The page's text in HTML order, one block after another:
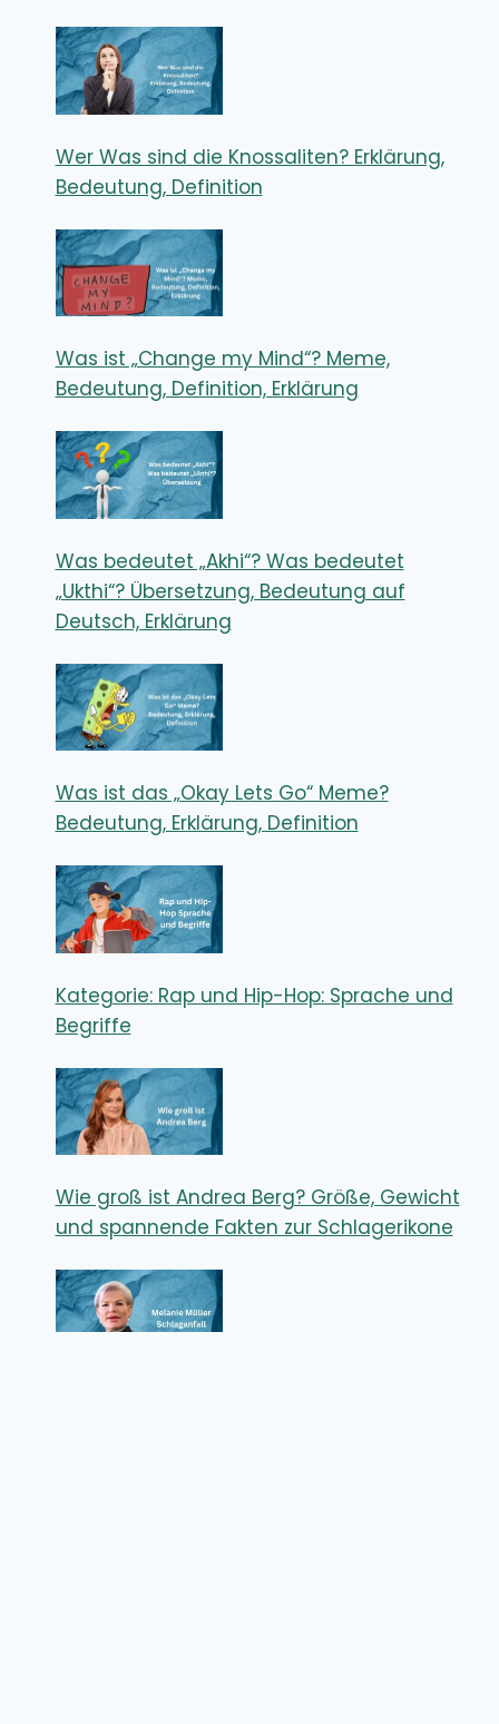
Wer Was sind die Knossaliten? Erklärung,
Bedeutung, Definition
Was ist „Change my Mind“? Meme,
Bedeutung, Definition, Erklärung
Was bedeutet „Akhi“? Was bedeutet
„Ukthi“? Übersetzung, Bedeutung auf
Deutsch, Erklärung
Was ist das „Okay Lets Go“ Meme?
Bedeutung, Erklärung, Definition
Kategorie: Rap und Hip-Hop: Sprache und
Begriffe
Wie groß ist Andrea Berg? Größe, Gewicht
und spannende Fakten zur Schlagerikone